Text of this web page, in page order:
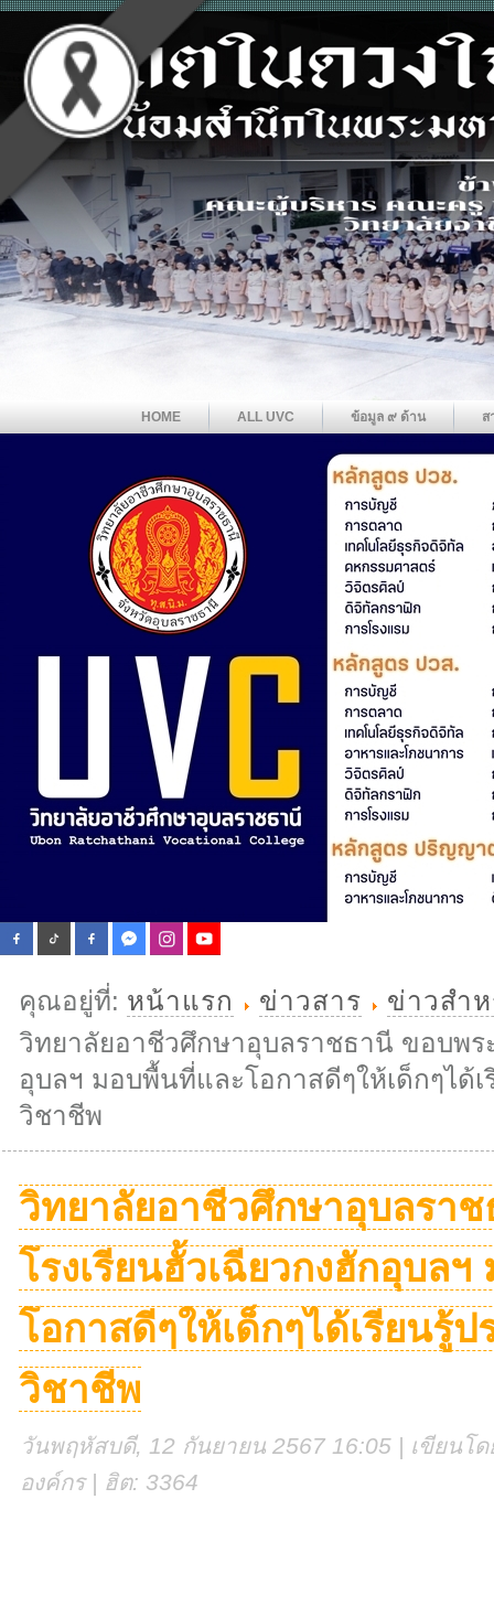
HOME ALL UVC ข้อมูล ๙ ด้าน ส
คุณอยู่ที่: หน้าแรก ข่าวสาร
ข่าวสำ
วิทยาลัยอาชีวศึกษาอุบลราชธานี ขอบพร
อุบลฯ มอบพื้นที่และโอกาสดีๆให้เด็กๆได้
วิชาชีพ
วิทยาลัยอาชีวศึกษาอุบลรา
โรงเรียนฮั้วเฉียวกงฮักอุบล
โอกาสดีๆให้เด็กๆได้เรียนรู้
วิชาชีพ
วันพฤหัสบดี, 12 กันยายน 2567 16:05 | เขียนโ
องค์กร | ฮิต: 3364